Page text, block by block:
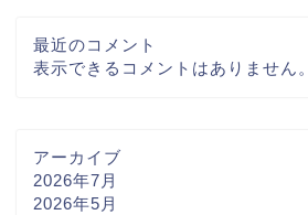
最近のコメント
表示できるコメントはありません。
アーカイブ
2026年7月
2026年5月